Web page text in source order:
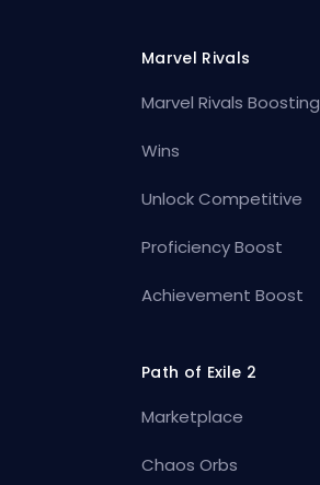
Marvel Rivals
Marvel Rivals Boosting
Wins
Unlock Competitive
Proficiency Boost
Achievement Boost
Path of Exile 2
Marketplace
Chaos Orbs